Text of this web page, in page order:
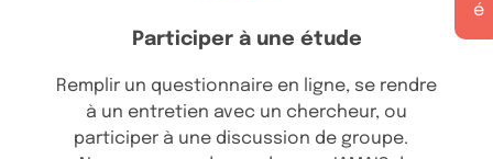
Participer à une étude
Remplir un questionnaire en ligne, se rendre
à un entretien avec un chercheur, ou
participer à une discussion de groupe.
é